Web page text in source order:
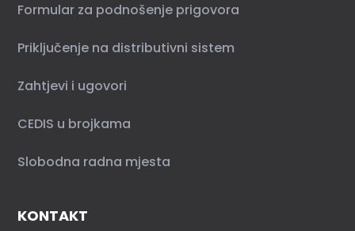
Formular za podnošenje prigovora
Priključenje na distributivni sistem
Zahtjevi i ugovori
CEDIS u brojkama
Slobodna radna mjesta
KONTAKT